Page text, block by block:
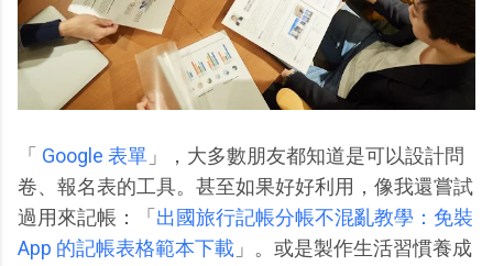
「 Google 表單 」，大多數朋友都知道是可以設計問
卷、報名表的工具。甚至如果好好利用，像我還嘗試
過用來記帳：「 出國旅行記帳分帳不混亂教學：免裝
App 的記帳表格範本下載 」。或是製作生活習慣養成